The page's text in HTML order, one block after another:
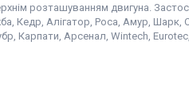
розташуванням двигуна.
Кедр, Алігатор, Роса, Амур, Шарк,
Карпати, Арсенал, Wintech,